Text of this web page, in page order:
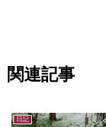
関連記事
日記